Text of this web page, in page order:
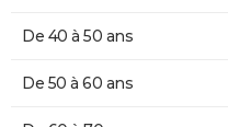
De 40 à 50 ans
De 50 à 60 ans